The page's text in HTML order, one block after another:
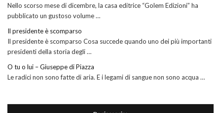
Nello scorso mese di dicembre, la casa editrice “Golem Edizioni” ha
pubblicato un gustoso volume …
Il presidente è scomparso
Il presidente è scomparso Cosa succede quando uno dei più importanti
presidenti della storia degli …
O tu o lui – Giuseppe di Piazza
Le radici non sono fatte di aria. E i legami di sangue non sono acqua …